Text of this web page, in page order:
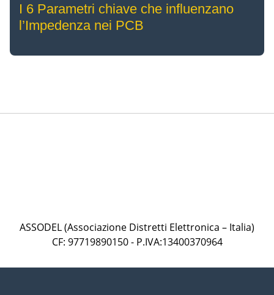
I 6 Parametri chiave che influenzano
l’Impedenza nei PCB
ASSODEL (Associazione Distretti Elettronica – Italia)
CF: 97719890150 - P.IVA:13400370964